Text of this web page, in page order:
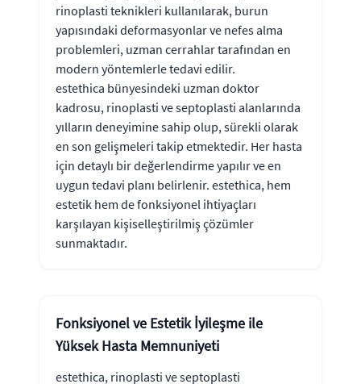
rinoplasti teknikleri kullanılarak, burun
yapısındaki deformasyonlar ve nefes alma
problemleri, uzman cerrahlar tarafından en
modern yöntemlerle tedavi edilir.
estethica bünyesindeki uzman doktor
kadrosu, rinoplasti ve septoplasti alanlarında
yılların deneyimine sahip olup, sürekli olarak
en son gelişmeleri takip etmektedir. Her hasta
için detaylı bir değerlendirme yapılır ve en
uygun tedavi planı belirlenir. estethica, hem
estetik hem de fonksiyonel ihtiyaçları
karşılayan kişiselleştirilmiş çözümler
sunmaktadır.
Fonksiyonel ve Estetik İyileşme ile
Yüksek Hasta Memnuniyeti
estethica, rinoplasti ve septoplasti